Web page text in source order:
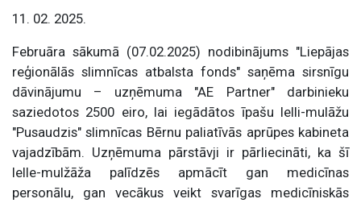
11. 02. 2025.
Februāra sākumā (07.02.2025) nodibinājums "Liepājas
reģionālās slimnīcas atbalsta fonds" saņēma sirsnīgu
dāvinājumu – uzņēmuma "AE Partner" darbinieku
saziedotos 2500 eiro, lai iegādātos īpašu lelli-mulāžu
"Pusaudzis" slimnīcas Bērnu paliatīvās aprūpes kabineta
vajadzībām. Uzņēmuma pārstāvji ir pārliecināti, ka šī
lelle-mulžāža palīdzēs apmācīt gan medicīnas
personālu, gan vecākus veikt svarīgas medicīniskās